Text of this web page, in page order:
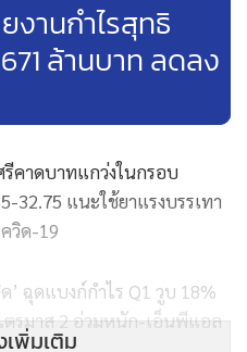
รดำเนินงานที่น่าพอใจใน
ร์ตสินเชื่อที่สมดุลและการ
บระมัดระวัง ธนาคารคาดว่า
โควิด-19 จะรุนแรงมากขึ้นใน
จากการหยุดชะงักของภาค
เพื่อบรรเทาผลกระทบต่อ
กเบี้ยของลูกหนี้ที่ได้รับผลกระ
24 มีนาคม และ 10 เมษายน
เพิ่มเติมนอกเหนือจากมาตรกา
งานกำไรสุทธิ
ล้านบาท ลดลง
รีคาดบาทแกว่งในกรอบ
32.75 แนะใช้ยาแรงบรรเทา
วิด-19
ด’ ฉุดแบงก์กำไร Q1 วูบ 18%
ตรมาส 2 อ่วมหนัก-เอ็นพีแอล
พิ่มเติม